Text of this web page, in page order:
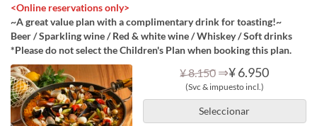
<Online reservations only>
~A great value plan with a complimentary drink for toasting!~
Beer / Sparkling wine / Red & white wine / Whiskey / Soft drinks
*Please do not select the Children's Plan when booking this plan.
¥ 8.150 ⇒¥ 6.950
(Svc & impuesto incl.)
Seleccionar